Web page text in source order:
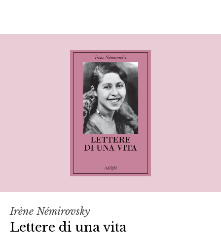
Irène Némirovsky
Lettere di una vita